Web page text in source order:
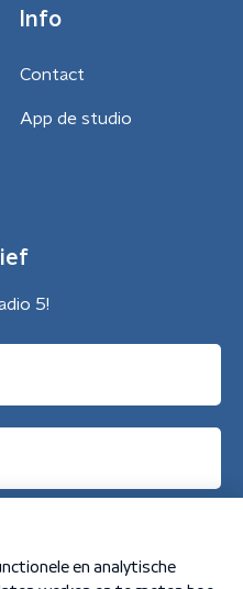
Info
Contact
App de studio
5!